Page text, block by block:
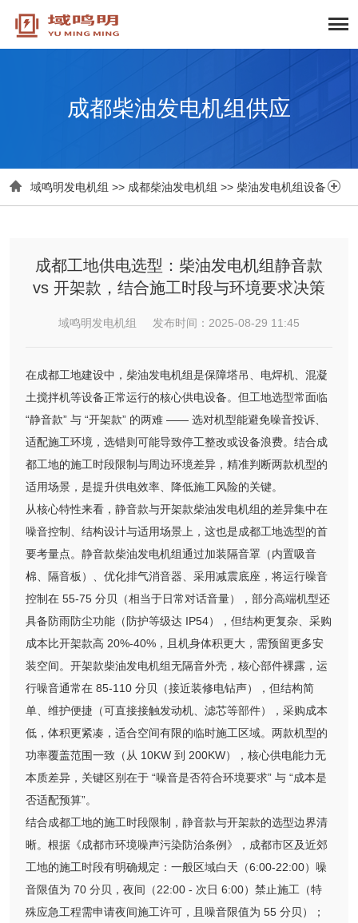
成都柴油发电机组供应
 域鸣明发电机组 >> 成都柴油发电机组 >> 柴油发电机组设备
成都工地供电选型：柴油发电机组静音款
vs 开架款，结合施工时段与环境要求决策
域鸣明发电机组 发布时间：2025-08-29 11:45
在成都工地建设中，柴油发电机组是保障塔吊、电焊机、混凝
土搅拌机等设备正常运行的核心供电设备。但工地选型常面临
“静音款” 与 “开架款” 的两难 —— 选对机型能避免噪音投诉、
适配施工环境，选错则可能导致停工整改或设备浪费。结合成
都工地的施工时段限制与周边环境差异，精准判断两款机型的
适用场景，是提升供电效率、降低施工风险的关键。
从核心特性来看，静音款与开架款柴油发电机组的差异集中在
噪音控制、结构设计与适用场景上，这也是成都工地选型的首
要考量点。静音款柴油发电机组通过加装隔音罩（内置吸音
棉、隔音板）、优化排气消音器、采用减震底座，将运行噪音
控制在 55-75 分贝（相当于日常对话音量），部分高端机型还
具备防雨防尘功能（防护等级达 IP54），但结构更复杂、采购
成本比开架款高 20%-40%，且机身体积更大，需预留更多安
装空间。开架款柴油发电机组无隔音外壳，核心部件裸露，运
行噪音通常在 85-110 分贝（接近装修电钻声），但结构简
单、维护便捷（可直接接触发动机、滤芯等部件），采购成本
低，体积更紧凑，适合空间有限的临时施工区域。两款机型的
功率覆盖范围一致（从 10KW 到 200KW），核心供电能力无
本质差异，关键区别在于 “噪音是否符合环境要求” 与 “成本是
否适配预算”。
结合成都工地的施工时段限制，静音款与开架款的选型边界清
晰。根据《成都市环境噪声污染防治条例》，成都市区及近郊
工地的施工时段有明确规定：一般区域白天（6:00-22:00）噪
音限值为 70 分贝，夜间（22:00 - 次日 6:00）禁止施工（特
殊应急工程需申请夜间施工许可，且噪音限值为 55 分贝）；